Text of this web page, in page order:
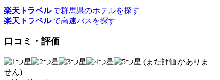
楽天トラベルで群馬県のホテルを探す
楽天トラベルで高速バスを探す
口コミ・評価
(まだ評価がありま
せん)